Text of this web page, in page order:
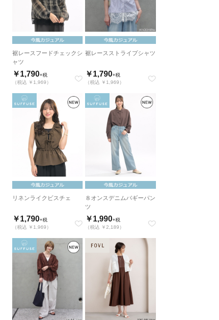
裾レースフードチェックシ
ャツ
￥1,790+税
（税込 ￥1,969）
裾レースストライプシャツ
￥1,790+税
（税込 ￥1,969）
リネンライクビスチェ
￥1,790+税
（税込 ￥1,969）
８オンスデニムバギーパン
ツ
￥1,990+税
（税込 ￥2,189）